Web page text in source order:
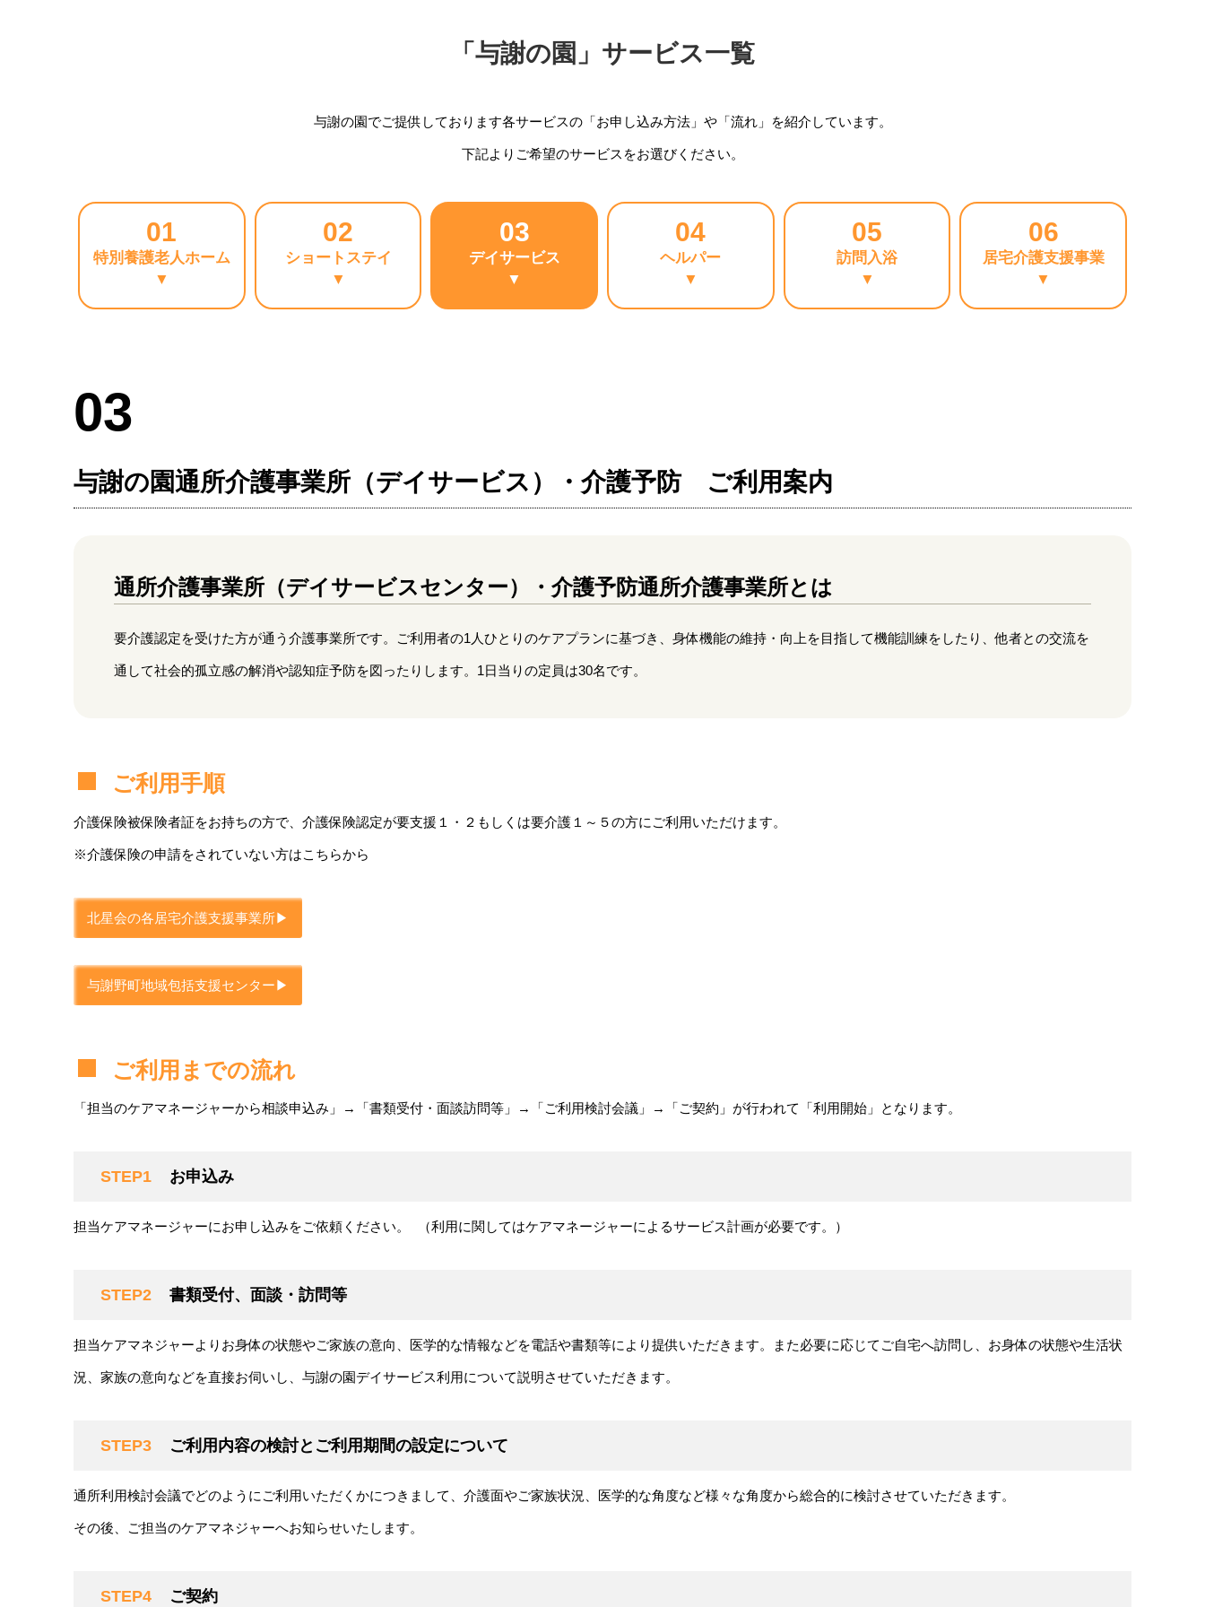
「与謝の園」サービス一覧
与謝の園でご提供しております各サービスの「お申し込み方法」や「流れ」を紹介しています。
下記よりご希望のサービスをお選びください。
01
特別養護老人ホーム
▼
02
ショートステイ
▼
03
デイサービス
▼
04
ヘルパー
▼
05
訪問入浴
▼
06
居宅介護支援事業
▼
03
与謝の園通所介護事業所（デイサービス）・介護予防 ご利用案内
通所介護事業所（デイサービスセンター）・介護予防通所介護事業所とは
要介護認定を受けた方が通う介護事業所です。ご利用者の1人ひとりのケアプランに基づき、身体機能の維持・向上を目指して機能訓練をしたり、他者との交流を
通して社会的孤立感の解消や認知症予防を図ったりします。1日当りの定員は30名です。
ご利用手順
介護保険被保険者証をお持ちの方で、介護保険認定が要支援１・２もしくは要介護１～５の方にご利用いただけます。
※介護保険の申請をされていない方はこちらから
北星会の各居宅介護支援事業所▶︎
与謝野町地域包括支援センター▶︎
ご利用までの流れ
「担当のケアマネージャーから相談申込み」→「書類受付・面談訪問等」→「ご利用検討会議」→「ご契約」が行われて「利用開始」となります。
STEP1 お申込み
担当ケアマネージャーにお申し込みをご依頼ください。 （利用に関してはケアマネージャーによるサービス計画が必要です。）
STEP2 書類受付、面談・訪問等
担当ケアマネジャーよりお身体の状態やご家族の意向、医学的な情報などを電話や書類等により提供いただきます。また必要に応じてご自宅へ訪問し、お身体の状態や生活状
況、家族の意向などを直接お伺いし、与謝の園デイサービス利用について説明させていただきます。
STEP3 ご利用内容の検討とご利用期間の設定について
通所利用検討会議でどのようにご利用いただくかにつきまして、介護面やご家族状況、医学的な角度など様々な角度から総合的に検討させていただきます。
その後、ご担当のケアマネジャーへお知らせいたします。
STEP4 ご契約